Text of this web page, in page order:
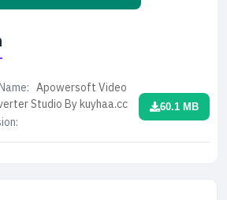
Apowersoft Video
Studio By kuyhaa.cc
60.1 MB